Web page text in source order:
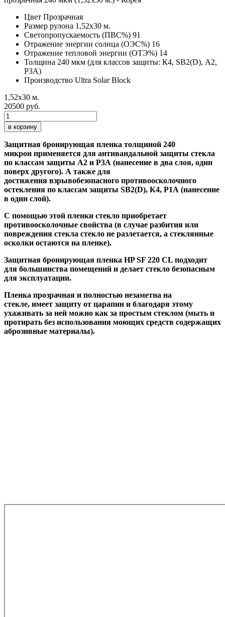
Цвет Прозрачная
Размер рулона 1,52х30 м.
Светопропускаемость (ПВС%) 91
Отражение энергии солнца (ОЭС%) 16
Отражение тепловой энергии (ОТЭ%) 14
Толщина 240 мкм (для классов защиты: К4, SB2(D), А2,
Р3А)
Производство Ultra Solar Block
1,52х30 м.
20500 руб.
в корзину
Защитная бронирующая пленка толщиной 240
микрон применяется для антивандальной защиты стекла
по классам защиты А2 и Р3А (нанесение в два слоя, один
поверх другого). А также для
достижения взрывобезопасного противоосколочного
остекления по классам защиты SB2(D), К4, Р1А (нанесение
в один слой).
С помощью этой пленки стекло приобретает
противоосколочные свойства (в случае разбития или
повреждения стекла стекло не разлетается, а стеклянные
осколки остаются на пленке).
Защитная бронирующая пленка HP SF 220 CL подходит
для большинства помещений и делает стекло безопасным
для эксплуатации.
Пленка прозрачная и полностью незаметна на
стекле, имеет защиту от царапин и благодаря этому
ухаживать за ней можно как за простым стеклом (мыть и
протирать без использования моющих средств содержащих
аброзивные материалы).